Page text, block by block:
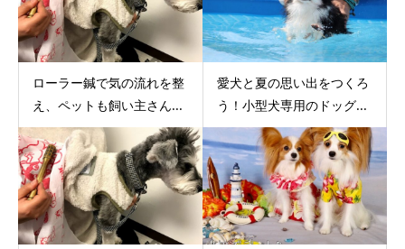
ローラー鍼で気の流れを整
え、ペットも飼い主さん...
愛犬と夏の思い出をつくろ
う！小型犬専用のドッグ...